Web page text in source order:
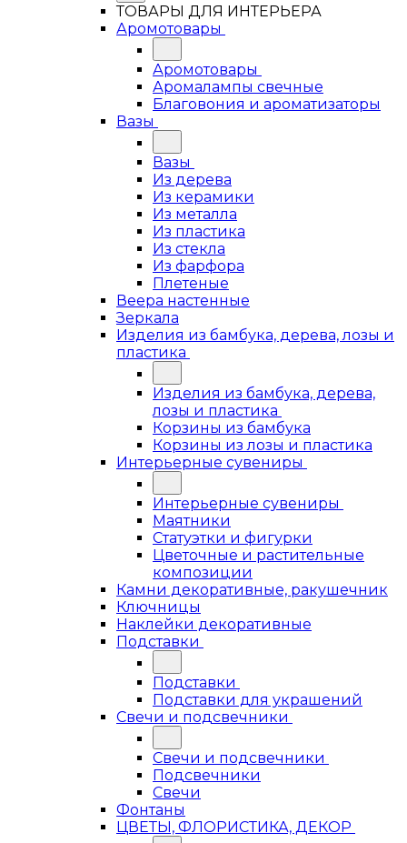
ТОВАРЫ ДЛЯ ИНТЕРЬЕРА
Аромотовары
Аромотовары
Аромалампы свечные
Благовония и ароматизаторы
Вазы
Вазы
Из дерева
Из керамики
Из металла
Из пластика
Из стекла
Из фарфора
Плетеные
Веера настенные
Зеркала
Изделия из бамбука, дерева, лозы и
пластика
Изделия из бамбука, дерева,
лозы и пластика
Корзины из бамбука
Корзины из лозы и пластика
Интерьерные сувениры
Интерьерные сувениры
Маятники
Статуэтки и фигурки
Цветочные и растительные
композиции
Камни декоративные, ракушечник
Ключницы
Наклейки декоративные
Подставки
Подставки
Подставки для украшений
Свечи и подсвечники
Свечи и подсвечники
Подсвечники
Свечи
Фонтаны
ЦВЕТЫ, ФЛОРИСТИКА, ДЕКОР